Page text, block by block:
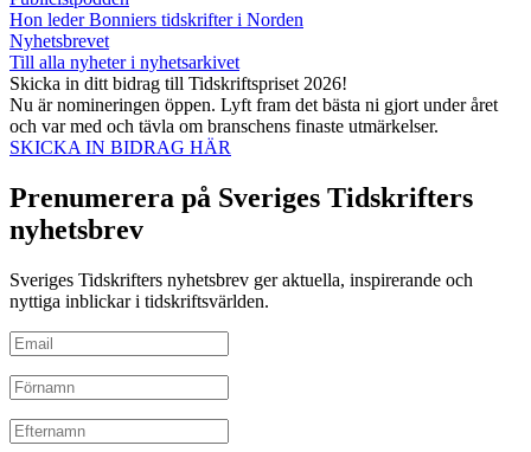
Hon leder Bonniers tidskrifter i Norden
Nyhetsbrevet
Till alla nyheter i nyhetsarkivet
Skicka in ditt bidrag till Tidskriftspriset 2026!
Nu är nomineringen öppen. Lyft fram det bästa ni gjort under året
och var med och tävla om branschens finaste utmärkelser.
SKICKA IN BIDRAG HÄR
Prenumerera på Sveriges Tidskrifters
nyhetsbrev
Sveriges Tidskrifters nyhetsbrev ger aktuella, inspirerande och
nyttiga inblickar i tidskriftsvärlden.